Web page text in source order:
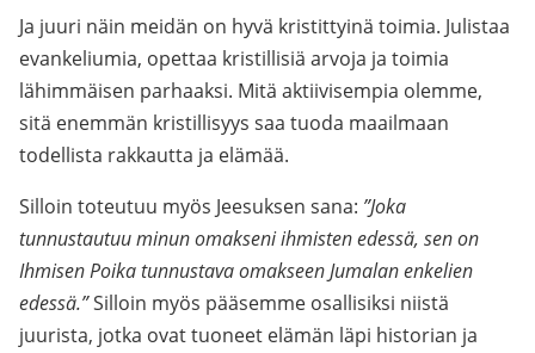
Ja juuri näin meidän on hyvä kristittyinä toimia. Julistaa
evankeliumia, opettaa kristillisiä arvoja ja toimia
lähimmäisen parhaaksi. Mitä aktiivisempia olemme,
sitä enemmän kristillisyys saa tuoda maailmaan
todellista rakkautta ja elämää.
Silloin toteutuu myös Jeesuksen sana: ”Joka
tunnustautuu minun omakseni ihmisten edessä, sen on
Ihmisen Poika tunnustava omakseen Jumalan enkelien
edessä.”Silloin myös pääsemme osallisiksi niistä
juurista, jotka ovat tuoneet elämän läpi historian ja